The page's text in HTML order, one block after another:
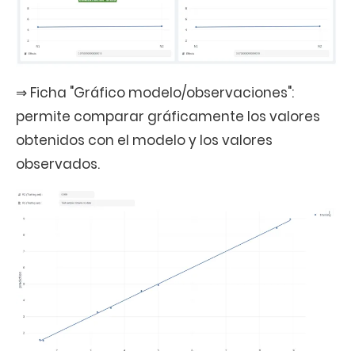
⇒ Ficha "Gráfico modelo/observaciones":
permite comparar gráficamente los valores
obtenidos con el modelo y los valores
observados.